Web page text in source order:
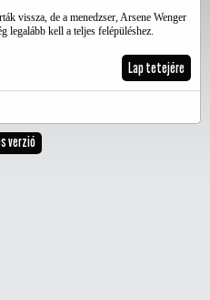
vissza, de a menedzser, Arsene Wenger
legalább kell a teljes felépüléshez.
Lap tetejére
verzió